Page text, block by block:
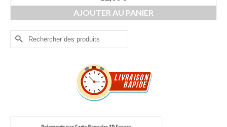
AJOUTER AU PANIER
Rechercher :